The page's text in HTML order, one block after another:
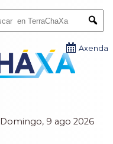
Domingo, 9 ago 2026
Axenda